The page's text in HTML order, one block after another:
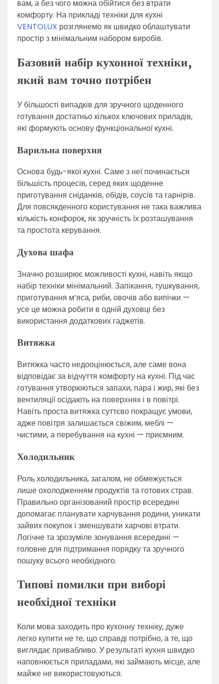
вам, а без чого можна обійтися без втрати
комфорту. На прикладі техніки для кухні
VENTOLUX розглянемо як швидко облаштувати
простір з мінімальним набором виробів.
Базовий набір кухонної техніки,
який вам точно потрібен
У більшості випадків для зручного щоденного
готування достатньо кількох ключових приладів,
які формують основу функціональної кухні.
Варильна поверхня
Основа будь-якої кухні. Саме з неї починається
більшість процесів, серед яких щоденне
приготування сніданків, обідів, соусів та гарнірів.
Для повсякденного користування не така важлива
кількість конфорок, як зручність їх розташування
та простота керування.
Духова шафа
Значно розширює можливості кухні, навіть якщо
набір техніки мінімальний. Запікання, тушкування,
приготування м’яса, риби, овочів або випічки —
усе це можна робити в одній духовці без
використання додаткових гаджетів.
Витяжка
Витяжка часто недооцінюється, але саме вона
відповідає за відчуття комфорту на кухні. Під час
готування утворюються запахи, пара і жир, які без
вентиляції осідають на поверхнях і в повітрі.
Навіть проста витяжка суттєво покращує умови,
адже повітря залишається свіжим, меблі —
чистими, а перебування на кухні — приємним.
Холодильник
Роль холодильника, загалом, не обмежується
лише охолодженням продуктів та готових страв.
Правильно організований простір всередині
допомагає планувати харчування родини, уникати
зайвих покупок і зменшувати харчові втрати.
Логічне та зрозуміле зонування всередині —
головне для підтримання порядку та зручного
пошуку всього необхідного.
Типові помилки при виборі
необхідної техніки
Коли мова заходить про кухонну техніку, дуже
легко купити не те, що справді потрібно, а те, що
виглядає привабливо. У результаті кухня швидко
наповнюється приладами, які займають місце, але
майже не використовуються.